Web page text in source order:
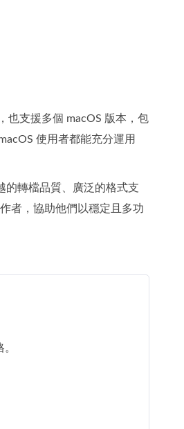
也支援多個 macOS 版本，包
使用者都能充分運用
的轉檔品質、廣泛的格式支
者，協助他們以穩定且多功